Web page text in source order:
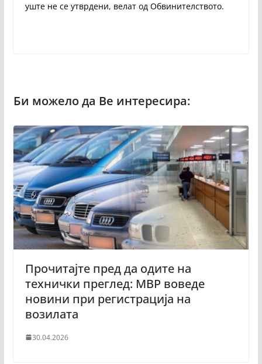
уште не се утврдени, велат од Обвинителството.
Прочитајте пред да одите на
технички преглед: МВР воведе
новини при регистрација на
возилата
30.04.2026